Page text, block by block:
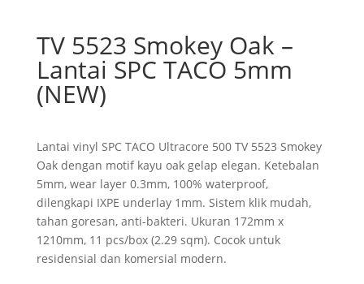
TV 5523 Smokey Oak –
Lantai SPC TACO 5mm
(NEW)
Lantai vinyl SPC TACO Ultracore 500 TV 5523 Smokey
Oak dengan motif kayu oak gelap elegan. Ketebalan
5mm, wear layer 0.3mm, 100% waterproof,
dilengkapi IXPE underlay 1mm. Sistem klik mudah,
tahan goresan, anti-bakteri. Ukuran 172mm x
1210mm, 11 pcs/box (2.29 sqm). Cocok untuk
residensial dan komersial modern.